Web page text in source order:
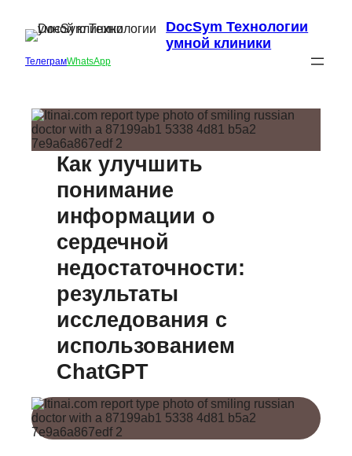
DocSym Технологии
умной клиники
ТелеграмWhatsApp
Как улучшить
понимание
информации о
сердечной
недостаточности:
результаты
исследования с
использованием
ChatGPT